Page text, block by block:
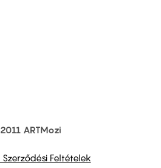
ARTMozi
Feltételek